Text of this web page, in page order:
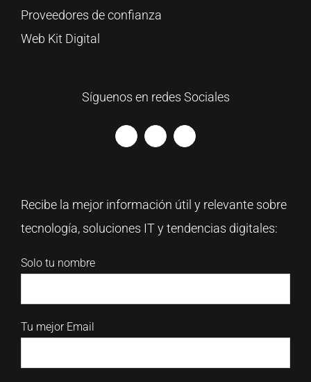
Proveedores de confianza
Web Kit Digital
Síguenos en redes Sociales
Recibe la mejor información útil y relevante sobre
tecnología, soluciones IT y tendencias digitales:
Solo tu nombre
Tu mejor Email